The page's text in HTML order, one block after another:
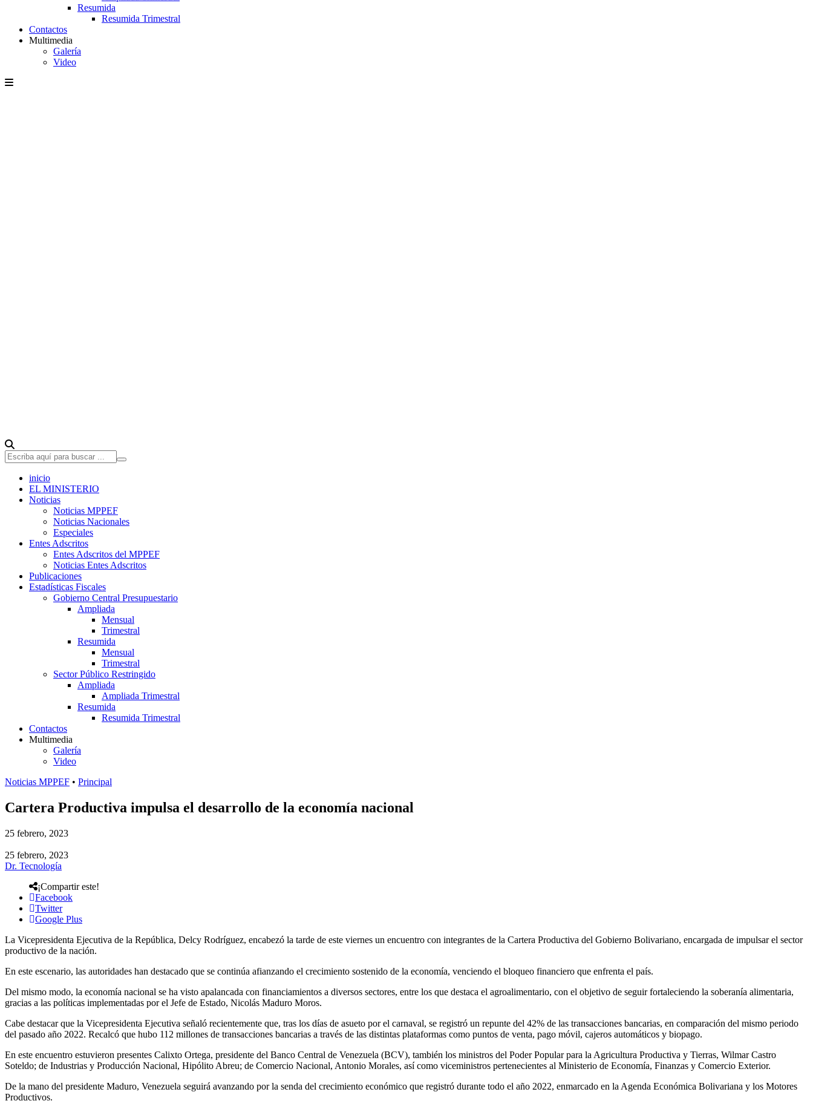
Resumida
Resumida Trimestral
Contactos
Multimedia
Galería
Video
inicio
EL MINISTERIO
Noticias
Noticias MPPEF
Noticias Nacionales
Especiales
Entes Adscritos
Entes Adscritos del MPPEF
Noticias Entes Adscritos
Publicaciones
Estadísticas Fiscales
Gobierno Central Presupuestario
Ampliada
Mensual
Trimestral
Resumida
Mensual
Trimestral
Sector Público Restringido
Ampliada
Ampliada Trimestral
Resumida
Resumida Trimestral
Contactos
Multimedia
Galería
Video
Noticias MPPEF • Principal
Cartera Productiva impulsa el desarrollo de la economía nacional
25 febrero, 2023
25 febrero, 2023
Dr. Tecnología
¡Compartir este!
Facebook
Twitter
Google Plus
La Vicepresidenta Ejecutiva de la República, Delcy Rodríguez, encabezó la tarde de este viernes un encuentro con integrantes de la Cartera Productiva del Gobierno Bolivariano, encargada de impulsar el sector
productivo de la nación.
En este escenario, las autoridades han destacado que se continúa afianzando el crecimiento sostenido de la economía, venciendo el bloqueo financiero que enfrenta el país.
Del mismo modo, la economía nacional se ha visto apalancada con financiamientos a diversos sectores, entre los que destaca el agroalimentario, con el objetivo de seguir fortaleciendo la soberanía alimentaria,
gracias a las políticas implementadas por el Jefe de Estado, Nicolás Maduro Moros.
Cabe destacar que la Vicepresidenta Ejecutiva señaló recientemente que, tras los días de asueto por el carnaval, se registró un repunte del 42% de las transacciones bancarias, en comparación del mismo periodo
del pasado año 2022. Recalcó que hubo 112 millones de transacciones bancarias a través de las distintas plataformas como puntos de venta, pago móvil, cajeros automáticos y biopago.
En este encuentro estuvieron presentes Calixto Ortega, presidente del Banco Central de Venezuela (BCV), también los ministros del Poder Popular para la Agricultura Productiva y Tierras, Wilmar Castro
Soteldo; de Industrias y Producción Nacional, Hipólito Abreu; de Comercio Nacional, Antonio Morales, así como viceministros pertenecientes al Ministerio de Economía, Finanzas y Comercio Exterior.
De la mano del presidente Maduro, Venezuela seguirá avanzando por la senda del crecimiento económico que registró durante todo el año 2022, enmarcado en la Agenda Económica Bolivariana y los Motores
Productivos.